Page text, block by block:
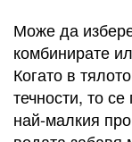
Може да
комбинирате
Когато в
течности, то
най-малкия